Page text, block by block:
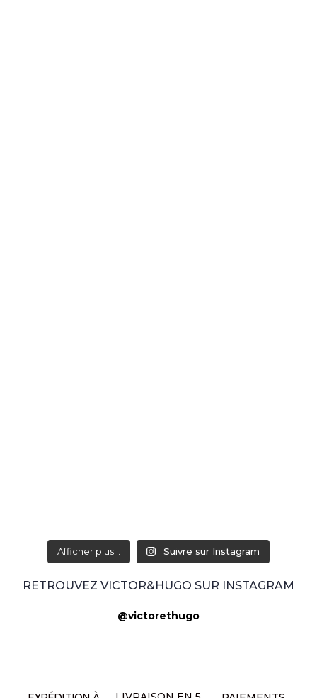
Afficher plus... Suivre sur Instagram
RETROUVEZ VICTOR&HUGO SUR INSTAGRAM
@victorethugo